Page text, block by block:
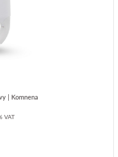
| Komnena
VAT